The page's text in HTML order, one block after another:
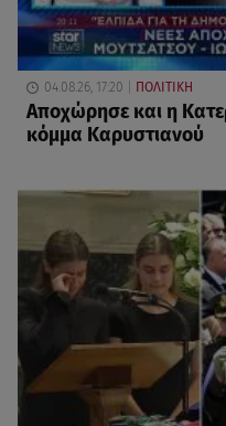
04.08.26, 17:20 ΠΟΛΙΤΙΚΗ
Αποχώρησε και η
κόμμα Καρυστιανού